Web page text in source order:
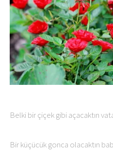
Belki bir çiçek gibi açacaktın
Bir küçücük gonca olacaktın